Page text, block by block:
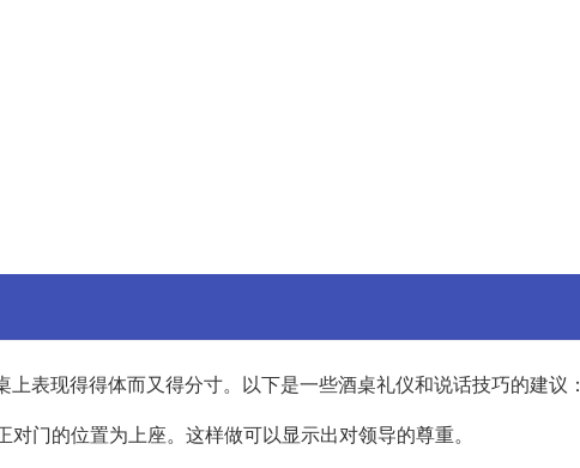
表现得得体而又得分寸。以下是一些酒桌礼仪和说话技巧的建议：
门的位置为上座。这样做可以显示出对领导的尊重。